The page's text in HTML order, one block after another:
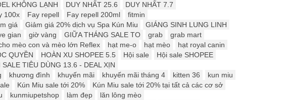
KHÔNG LẠNH DUY NHẤT 25.6
DUY NHẤT 7.7
100x Fay repell Fay repell 200ml
fitmin
giá Giảm giá 20% dịch vụ Spa Kún Miu
GIÁNG SINH LUNG LINH
gian giờ vàng GIỮA THÁNG SALE TO grab
grab mart
mèo con và mèo lớn Reflex hạt me-o hạt mèo
hạt royal canin
QUYỀN HOÀN XU SHOPEE 5.5 Hội sale
Hội sale SHOPEE
SALE TIÊU DÙNG 13.6 - DEAL XỊN
khương đình khuyến mãi khuyến mãi tháng 4 kitten 36
kun miu
Kún Miu sale tới 20%
Kún Miu sale tới 20% tại tất cả các cơ sở
kunmiupetshop làm đẹp
lăn lông mèo